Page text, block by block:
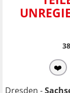
❤️
Dresden -